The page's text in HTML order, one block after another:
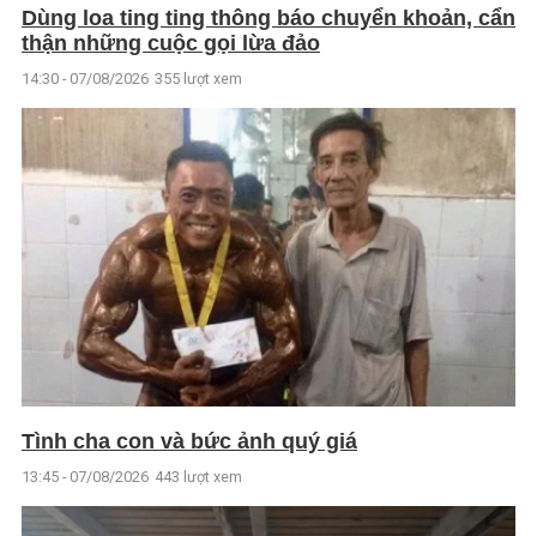
Dùng loa ting ting thông báo chuyển khoản, cẩn
thận những cuộc gọi lừa đảo
14:30 - 07/08/2026 355 lượt xem
Tình cha con và bức ảnh quý giá
13:45 - 07/08/2026 443 lượt xem